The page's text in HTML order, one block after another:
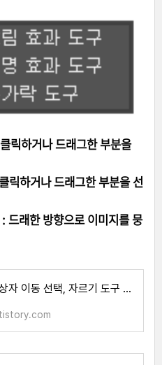
릭하거나 드래그한 부분을
하거나 드래그한 부분을 선
래한 방향으로 이미지를 뭉
포토샵 도구 상자 이동 선택, 자르기 도구 단축키 정리